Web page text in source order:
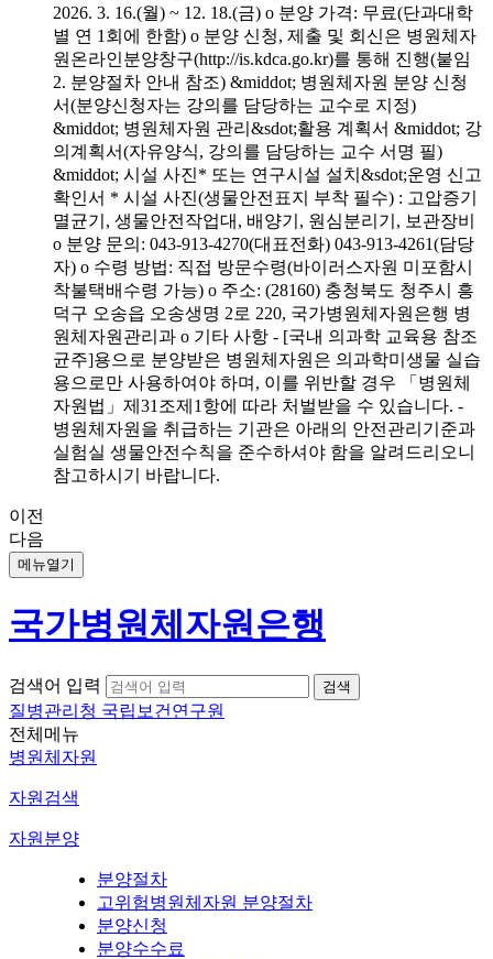
2026. 3. 16.(월) ~ 12. 18.(금) o 분양 가격: 무료(단과대학
별 연 1회에 한함) o 분양 신청, 제출 및 회신은 병원체자
원온라인분양창구(http://is.kdca.go.kr)를 통해 진행(붙임
2. 분양절차 안내 참조) &middot; 병원체자원 분양 신청
서(분양신청자는 강의를 담당하는 교수로 지정)
&middot; 병원체자원 관리&sdot;활용 계획서 &middot; 강
의계획서(자유양식, 강의를 담당하는 교수 서명 필)
&middot; 시설 사진* 또는 연구시설 설치&sdot;운영 신고
확인서 * 시설 사진(생물안전표지 부착 필수) : 고압증기
멸균기, 생물안전작업대, 배양기, 원심분리기, 보관장비
o 분양 문의: 043-913-4270(대표전화) 043-913-4261(담당
자) o 수령 방법: 직접 방문수령(바이러스자원 미포함시
착불택배수령 가능) o 주소: (28160) 충청북도 청주시 흥
덕구 오송읍 오송생명 2로 220, 국가병원체자원은행 병
원체자원관리과 o 기타 사항 - [국내 의과학 교육용 참조
균주]용으로 분양받은 병원체자원은 의과학미생물 실습
용으로만 사용하여야 하며, 이를 위반할 경우 「병원체
자원법」제31조제1항에 따라 처벌받을 수 있습니다. -
병원체자원을 취급하는 기관은 아래의 안전관리기준과
실험실 생물안전수칙을 준수하셔야 함을 알려드리오니
참고하시기 바랍니다.
이전
다음
메뉴열기
국가병원체자원은행
검색어 입력
질병관리청 국립보건연구원
전체메뉴
병원체자원
자원검색
자원분양
분양절차
고위험병원체자원 분양절차
분양신청
분양수수료